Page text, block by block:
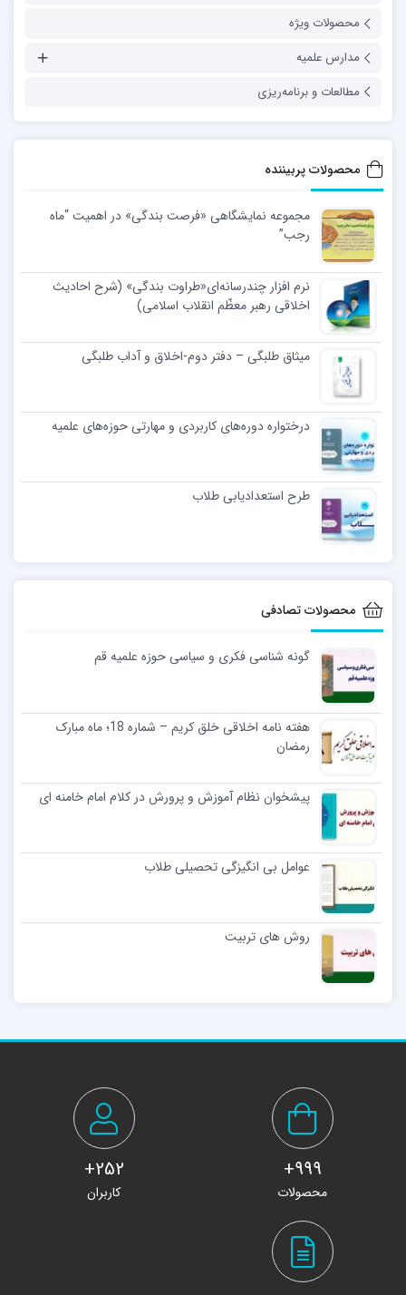
محصولات ویژه
مدارس علمیه
مطالعات و برنامه‌ریزی
محصولات پربیننده
مجموعه نمایشگاهی «فرصت بندگی» در اهمیت “ماه
رجب”
نرم افزار چندرسانه‌ای«طراوت بندگی» (شرح احادیث
اخلاقی رهبر معظّم انقلاب اسلامی)
میثاق طلبگی – دفتر دوم-اخلاق و آداب طلبگی
درختواره دوره‌های کاربردی و مهارتی حوزه‌های علمیه
طرح استعدادیابی طلاب
محصولات تصادفی
گونه شناسی فکری و سیاسی حوزه علمیه قم
هفته نامه اخلاقی خلق کریم – شماره 18؛ ماه مبارک
رمضان
پیشخوان نظام آموزش و پرورش در کلام امام خامنه ای
عوامل بی انگیزگی تحصیلی طلاب
روش های تربیت
999+
محصولات
252+
کاربران